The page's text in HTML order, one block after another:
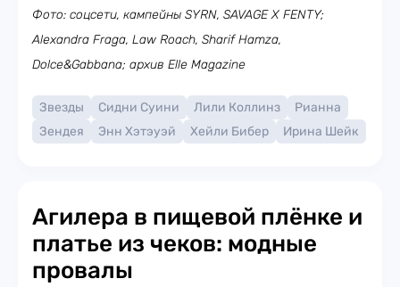
Фото: соцсети, кампейны SYRN, SAVAGE X FENTY;
Alexandra Fraga, Law Roach, Sharif Hamza,
Dolce&Gabbana; архив Elle Magazine
Звезды Сидни Суини Лили Коллинз
Рианна
Зендея
Энн Хэтэуэй Хейли Бибер Ирина Шейк
Агилера в пищевой плёнке и
платье из чеков: модные
провалы